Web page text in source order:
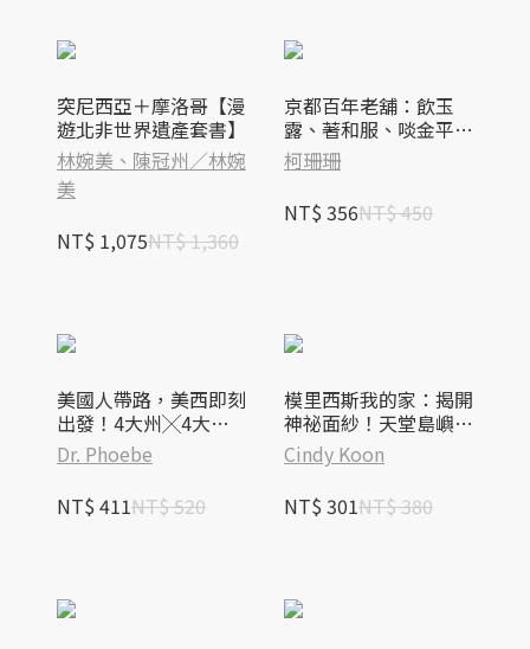
突尼西亞＋摩洛哥【漫
遊北非世界遺產套書】
林婉美、陳冠州／林婉
美
NT$ 1,075NT$ 1,360
京都百年老舖：飲玉
露、著和服、啖金平
糖、賞清水燒……體驗
經典50家老舖
柯珊珊
NT$ 356NT$ 450
美國人帶路，美西即刻
出發！4大州╳4大城
╳7大國家公園╳5大
遊樂園，近300個在地
人最愛景點
Dr. Phoebe
NT$ 411NT$ 520
模里西斯我的家：揭開
神祕面紗！天堂島嶼的
81個夢幻美景與文化
趣聞
Cindy Koon
NT$ 301NT$ 380